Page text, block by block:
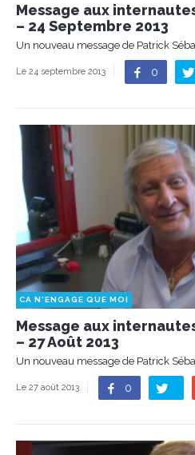
Message aux
– 24 Septembre 2013
Un nouveau message de Patrick
Le 24 septembre 2013 0
CA N'ENGAGE QUE MOI
Message aux
– 27 Août 2013
Un nouveau message de Patrick
Le 27 août 2013 0